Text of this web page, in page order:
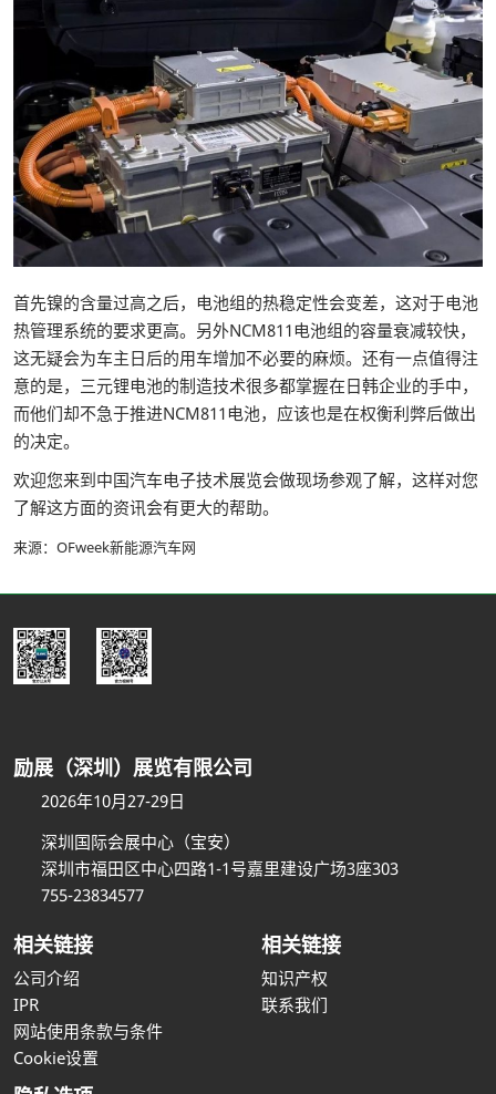
首先镍的含量过高之后，电池组的热稳定性会变差，这对于电池
热管理系统的要求更高。另外NCM811电池组的容量衰减较快，
这无疑会为车主日后的用车增加不必要的麻烦。还有一点值得注
意的是，三元锂电池的制造技术很多都掌握在日韩企业的手中，
而他们却不急于推进NCM811电池，应该也是在权衡利弊后做出
的决定。
欢迎您来到中国汽车电子技术展览会做现场参观了解，这样对您
了解这方面的资讯会有更大的帮助。
来源：OFweek新能源汽车网
励展（深圳）展览有限公司
2026年10月27-29日
深圳国际会展中心（宝安）
深圳市福田区中心四路1-1号嘉里建设广场3座303
755-23834577
相关链接
公司介绍
IPR
网站使用条款与条件
Cookie设置
相关链接
知识产权
联系我们